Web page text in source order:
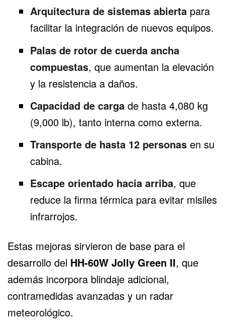
Arquitectura de sistemas abiertapara
facilitar la integración de nuevos equipos.
Palas de rotor de cuerda ancha
compuestas, que aumentan la elevación
y la resistencia a daños.
Capacidad de carga de hasta 4,080 kg
(9,000 lb), tanto interna como externa.
Transporte de hasta 12 personasen su
cabina.
Escape orientado hacia arriba, que
reduce la firma térmica para evitar misiles
infrarrojos.
Estas mejoras sirvieron de base para el
desarrollo del HH-60W Jolly Green II, que
además incorpora blindaje adicional,
contramedidas avanzadas y un radar
meteorológico.